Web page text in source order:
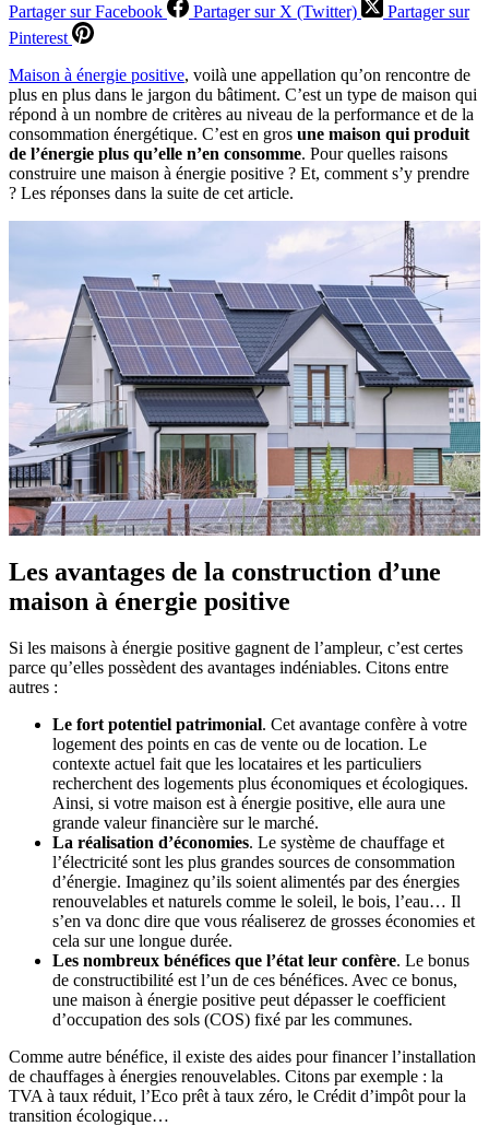
Partager sur Facebook
Partager sur X (Twitter)
Partager sur
Pinterest
Maison à énergie positive, voilà une appellation qu’on rencontre de
plus en plus dans le jargon du bâtiment. C’est un type de maison qui
répond à un nombre de critères au niveau de la performance et de la
consommation énergétique. C’est en gros une maison qui produit
de l’énergie plus qu’elle n’en consomme. Pour quelles raisons
construire une maison à énergie positive ? Et, comment s’y prendre
? Les réponses dans la suite de cet article.
Les avantages de la construction d’une
maison à énergie positive
Si les maisons à énergie positive gagnent de l’ampleur, c’est certes
parce qu’elles possèdent des avantages indéniables. Citons entre
autres :
Le fort potentiel patrimonial. Cet avantage confère à votre
logement des points en cas de vente ou de location. Le
contexte actuel fait que les locataires et les particuliers
recherchent des logements plus économiques et écologiques.
Ainsi, si votre maison est à énergie positive, elle aura une
grande valeur financière sur le marché.
La réalisation d’économies. Le système de chauffage et
l’électricité sont les plus grandes sources de consommation
d’énergie. Imaginez qu’ils soient alimentés par des énergies
renouvelables et naturels comme le soleil, le bois, l’eau… Il
s’en va donc dire que vous réaliserez de grosses économies et
cela sur une longue durée.
Les nombreux bénéfices que l’état leur confère. Le bonus
de constructibilité est l’un de ces bénéfices. Avec ce bonus,
une maison à énergie positive peut dépasser le coefficient
d’occupation des sols (COS) fixé par les communes.
Comme autre bénéfice, il existe des aides pour financer l’installation
de chauffages à énergies renouvelables. Citons par exemple : la
TVA à taux réduit, l’Eco prêt à taux zéro, le Crédit d’impôt pour la
transition écologique…